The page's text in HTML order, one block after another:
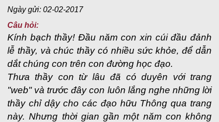
Ngày gửi: 02-02-2017
Câu hỏi:
Kính bạch thầy! Đầu năm con xin cúi đầu đảnh
lễ thầy, và chúc thầy có nhiều sức khỏe, để dẫn
dắt chúng con trên con đường học đạo.
Thưa thầy con từ lâu đã có duyên với trang
"web" và trước đây con luôn lắng nghe những lời
thầy chỉ dậy cho các đạo hữu Thông qua trang
này. Nhưng thời gian gần một năm con không